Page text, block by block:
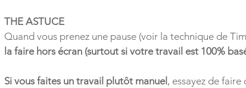
THE ASTUCE
Quand vous prenez une pause (voir la technique de
la faire hors écran (surtout si votre travail est 100%
Si vous faites un travail plutôt manuel , essayez de